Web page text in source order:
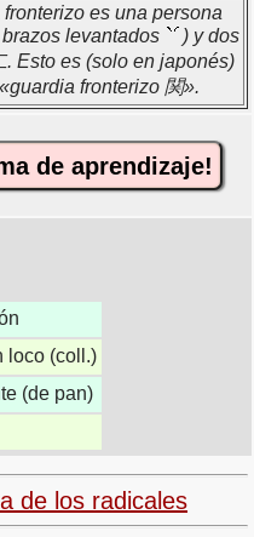
es una persona
brazos levantados
) y dos
. Esto es (solo en japonés)
fronterizo 関».
de aprendizaje!
loco (coll.)
(de pan)
de los radicales